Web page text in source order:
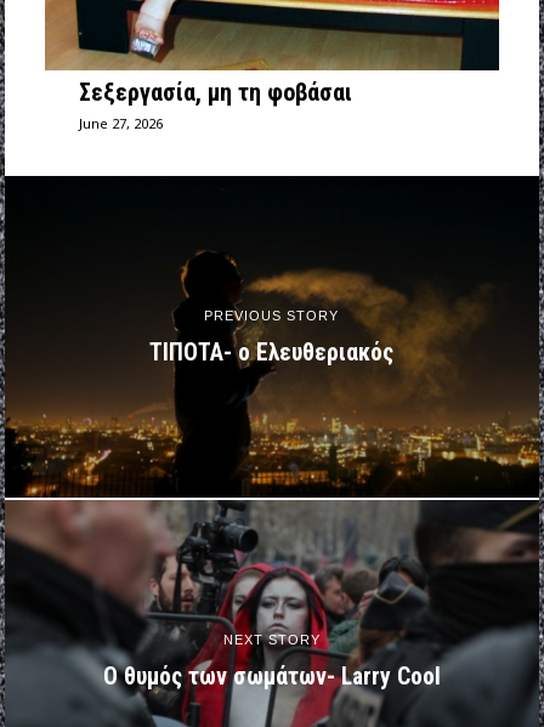
Σεξεργασία, μη τη φοβάσαι
June 27, 2026
PREVIOUS STORY
ΤΙΠΟΤΑ- ο Ελευθεριακός
NEXT STORY
Ο θυμός των σωμάτων- Larry Cool